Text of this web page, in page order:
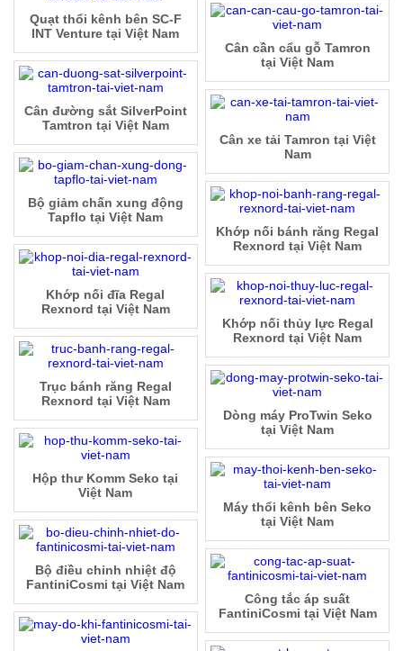
Quạt thổi kênh bên SC-F
INT Venture tại Việt Nam
Cân cần cẩu gỗ Tamron
tại Việt Nam
Cân đường sắt SilverPoint
Tamtron tại Việt Nam
Cân xe tải Tamron tại Việt
Nam
Bộ giảm chấn xung động
Tapflo tại Việt Nam
Khớp nối bánh răng Regal
Rexnord tại Việt Nam
Khớp nối đĩa Regal
Rexnord tại Việt Nam
Khớp nối thủy lực Regal
Rexnord tại Việt Nam
Trục bánh răng Regal
Rexnord tại Việt Nam
Dòng máy ProTwin Seko
tại Việt Nam
Hộp thư Komm Seko tại
Việt Nam
Máy thổi kênh bên Seko
tại Việt Nam
Bộ điều chỉnh nhiệt độ
FantiniCosmi tại Việt Nam
Công tắc áp suất
FantiniCosmi tại Việt Nam